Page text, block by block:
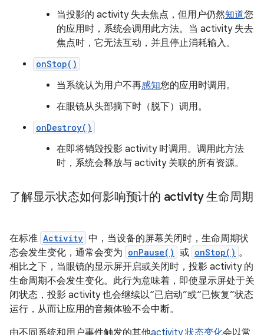
当投影的 activity 失去焦点，但用户仍然知道您
的应用时，系统会调用此方法。当 activity 失去
焦点时，它无法互动，并且停止消耗输入。
onStop()
当系统认为用户不再感知您的应用时调用。
在眼镜从头部摘下时（脱下）调用。
onDestroy()
在即将销毁投影 activity 时调用。调用此方法
时，系统会释放与 activity 关联的所有资源。
了解显示状态如何影响预计的 activity 生命周期
在标准 Activity 中，当设备的屏幕关闭时，生命周期状
态会发生变化，通常会变为 onPause() 或 onStop() 。
相比之下，当眼镜的显示屏开启或关闭时，投影 activity 的
生命周期不会发生变化。此行为意味着，即使显示屏处于关
闭状态，投影 activity 也会继续以“已启动”或“已恢复”状态
运行，从而让应用的音频体验不会中断。